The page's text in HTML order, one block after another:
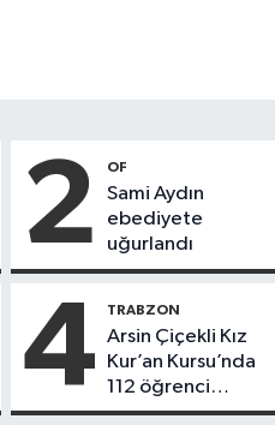
2 OF
Sami Aydın
ebediyete
uğurlandı
4 TRABZON
Arsin Çiçekli Kız
Kur’an Kursu’nda
112 öğrenci
icazet aldı